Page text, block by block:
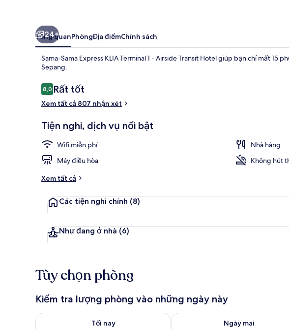
24+
Tổng quanPhòngĐịa điểmChính sách
Sama-Sama Express KLIA Terminal 1 - Airside Transit Hotel giúp bạn chỉ mất 15
Sepang.
Nhận
xét
8,08,0 trên 10,
Rất tốt
Xem tất cả 807 nhận xét
Tiện nghi, dịch vụ nổi bật
Wifi miễn phí
Nhà hàng
Máy điều hòa
Không hút
Xem tất cả
Các tiện nghi chính (8)
Như đang ở nhà (6)
Tùy chọn phòng
Kiểm tra lượng phòng vào những ngày này
Tối nay
Kiểm tra lượng phòng tối nay từ thg 8 8 - thg 8 9
Ngày mai
Kiểm tra lượng phòng ngày mai